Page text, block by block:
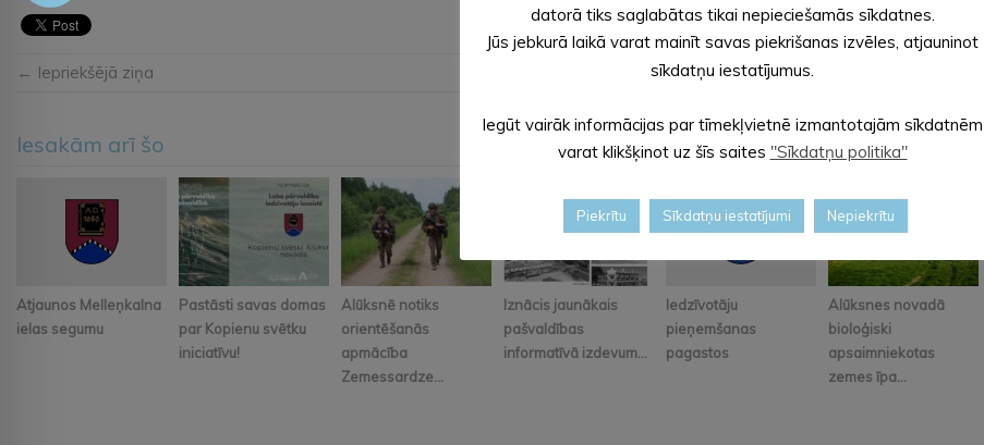
← Iepriekšējā ziņa
Iesakām arī šo
Atjaunos Melleņkalna
ielas segumu
Pastāsti savas domas
par Kopienu svētku
iniciatīvu!
Alūksnē notiks
orientēšanās
apmācība
Zemessardze...
Iznācis jaunākais
pašvaldības
informatīvā izdevum...
Iedzīvotāju
pieņemšanas
pagastos
Alūksnes novadā
bioloģiski
apsaimniekotas
zemes īpa...
datorā tiks saglabātas tikai nepieciešamās sīkdatnes.
Jūs jebkurā laikā varat mainīt savas piekrišanas izvēles, atjauninot
sīkdatņu iestatījumus.
Iegūt vairāk informācijas par tīmekļvietnē izmantotajām sīkdatnēm
varat klikšķinot uz šīs saites "Sīkdatņu politika"
Piekrītu Sīkdatņu iestatījumi Nepiekrītu